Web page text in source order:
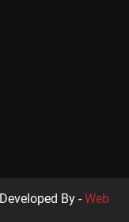
Developed By -Web